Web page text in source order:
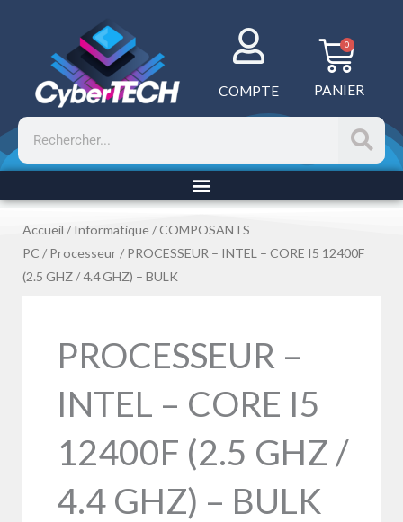
COMPTE
0
PANIER
Rechercher
Accueil /Informatique /COMPOSANTS
PC / Processeur / PROCESSEUR – INTEL – CORE I5 12400F
(2.5 GHZ / 4.4 GHZ) – BULK
PROCESSEUR –
INTEL – CORE I5
12400F (2.5 GHZ /
4.4 GHZ) – BULK